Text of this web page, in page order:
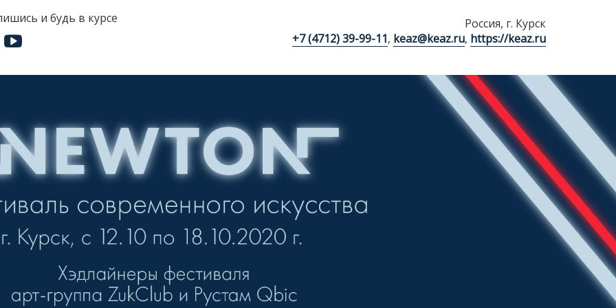
и будь в курсе
Россия, г. Курск
+7 (4712) 39-99-11, keaz@keaz.ru, https://keaz.ru